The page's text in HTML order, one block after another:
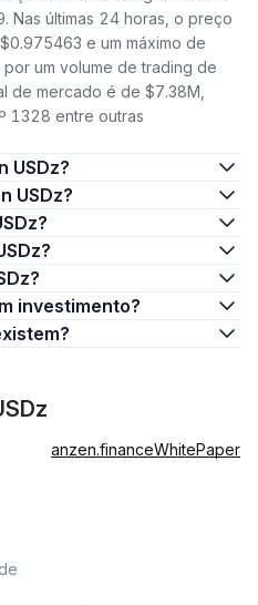
Nas últimas 24 horas, o preço
e um máximo de
um volume de trading de
de mercado é de $7.38M,
1328 entre outras
USDz?
USDz?
investimento?
anzen.financeWhitePaper